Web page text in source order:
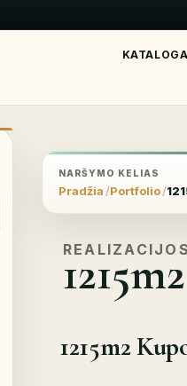
NARŠYMO KELIAS
Pradžia Portfolio
REALIZACIJOS
1215m2